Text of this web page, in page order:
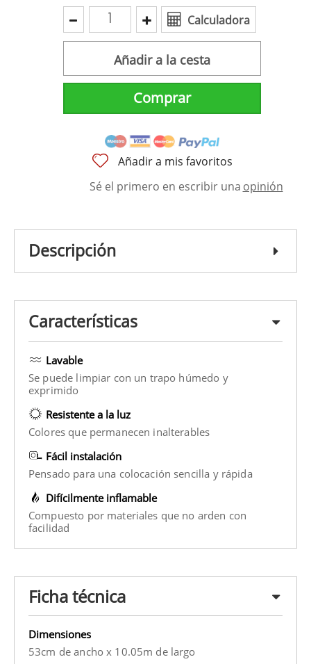
Calculadora
Añadir a la cesta
Comprar
Añadir a mis favoritos
Sé el primero en escribir una opinión
Descripción
Características
Lavable
Se puede limpiar con un trapo húmedo y
exprimido
Resistente a la luz
Colores que permanecen inalterables
Fácil instalación
Pensado para una colocación sencilla y rápida
Difícilmente inflamable
Compuesto por materiales que no arden con
facilidad
Ficha técnica
Dimensiones
53cm de ancho x 10.05m de largo